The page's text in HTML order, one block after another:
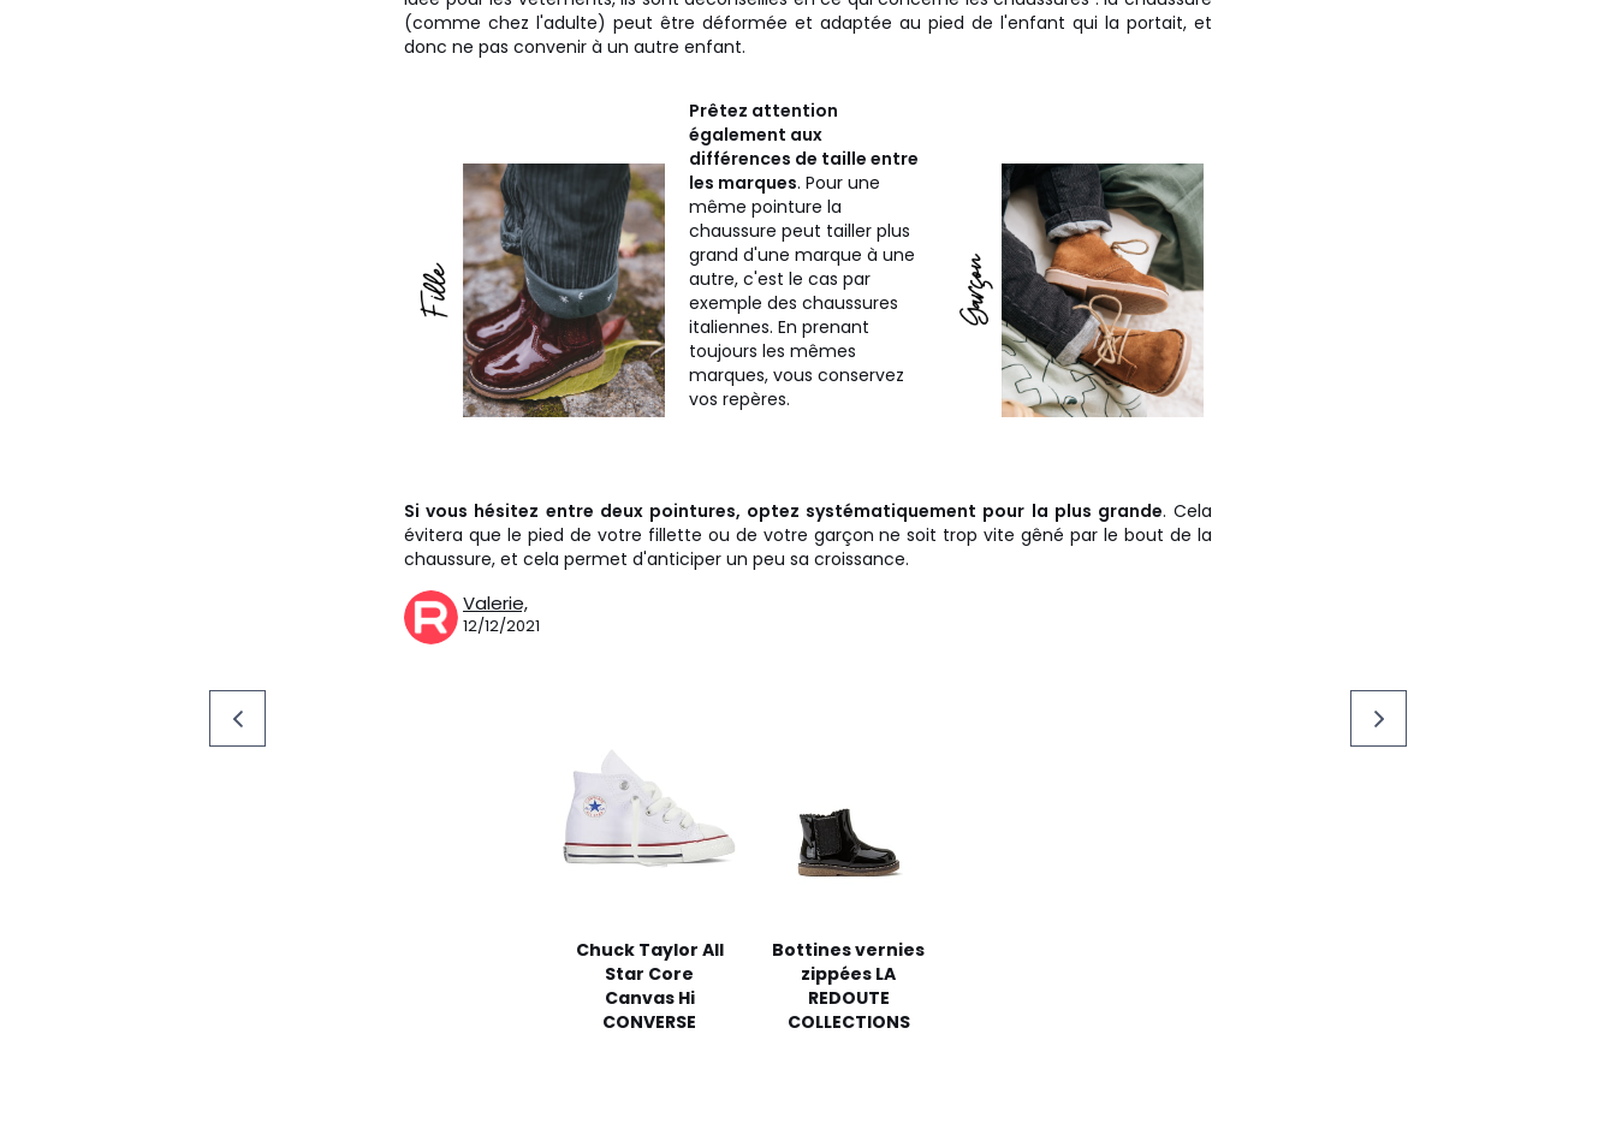
(comme chez l'adulte) peut être déformée et adaptée au pied de l'enfant qui la portait, et
donc ne pas convenir à un autre enfant.
Prêtez attention
également aux
différences de taille entre
les marques. Pour une
même pointure la
chaussure peut tailler plus
grand d'une marque à une
autre, c'est le cas par
exemple des chaussures
italiennes. En prenant
toujours les mêmes
marques, vous conservez
vos repères.
Si vous hésitez entre deux pointures, optez systématiquement pour la plus grande. Cela
évitera que le pied de votre fillette ou de votre garçon ne soit trop vite gêné par le bout de la
chaussure, et cela permet d'anticiper un peu sa croissance.
Valerie,
12/12/2021
Chuck Taylor All
Star Core
Canvas Hi
CONVERSE
Bottines vernies
zippées LA
REDOUTE
COLLECTIONS